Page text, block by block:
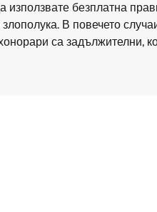
използвате безплатна
В повечето
са задължителни,